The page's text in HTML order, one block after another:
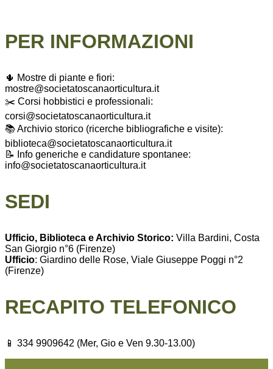
PER INFORMAZIONI
🌵 Mostre di piante e fiori:
mostre@societatoscanaorticultura.it
✂️ Corsi hobbistici e professionali:
corsi@societatoscanaorticultura.it
📚 Archivio storico (ricerche bibliografiche e visite):
biblioteca@societatoscanaorticultura.it
📝 Info generiche e candidature spontanee:
info@societatoscanaorticultura.it
SEDI
Ufficio, Biblioteca e Archivio Storico: Villa Bardini, Costa
San Giorgio n°6 (Firenze)
Ufficio: Giardino delle Rose, Viale Giuseppe Poggi n°2
(Firenze)
RECAPITO TELEFONICO
📱 334 9909642 (Mer, Gio e Ven 9.30-13.00)